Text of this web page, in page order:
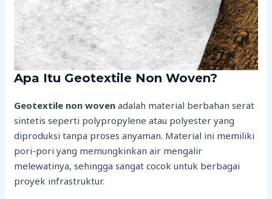
Apa Itu Geotextile Non Woven?
Geotextile non woven adalah material berbahan serat
sintetis seperti polypropylene atau polyester yang
diproduksi tanpa proses anyaman. Material ini memiliki
pori-pori yang memungkinkan air mengalir
melewatinya, sehingga sangat cocok untuk berbagai
proyek infrastruktur.